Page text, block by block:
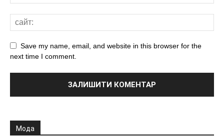
Save my name, email, and website in this browser for the
next time I comment.
Мода